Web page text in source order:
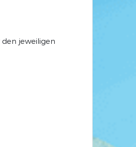
den jeweiligen